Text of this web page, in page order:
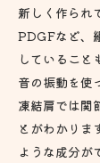
新しく作られ
PDGFなど、
していること
音の振動を使
凍結肩では関
とがわかりま
ような成分が